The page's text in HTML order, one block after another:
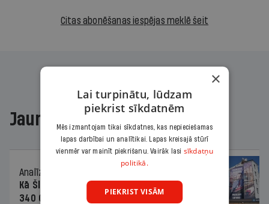
Citas abonēšanas iespējas meklē šeit
Jaunākajā žurnālā
Analīze
Kā Šlesera partija palika nesodīta par
340 000 vērtu reklāmas kampaņu
×
Lai turpinātu, lūdzam
piekrist sīkdatnēm
Mēs izmantojam tikai sīkdatnes, kas nepieciešamas
lapas darbībai un analītikai. Lapas kreisajā stūrī
vienmēr var mainīt piekrišanu. Vairāk lasi sīkdatņu
politikā.
PIEKRIST VISĀM